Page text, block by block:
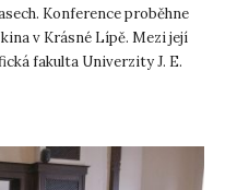
Konference proběhne
v Krásné Lípě. Mezi její
fakulta Univerzity J. E.